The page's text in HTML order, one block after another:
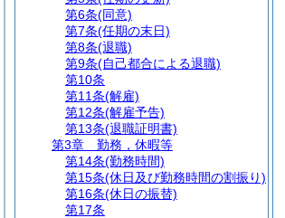
第6条(同意)
第7条(任期の末日)
第8条(退職)
第9条(自己都合による退職)
第10条
第11条(解雇)
第12条(解雇予告)
第13条(退職証明書)
第3章
勤務，休暇等
第14条(勤務時間)
第15条(休日及び勤務時間の割振り)
第16条(休日の振替)
第17条